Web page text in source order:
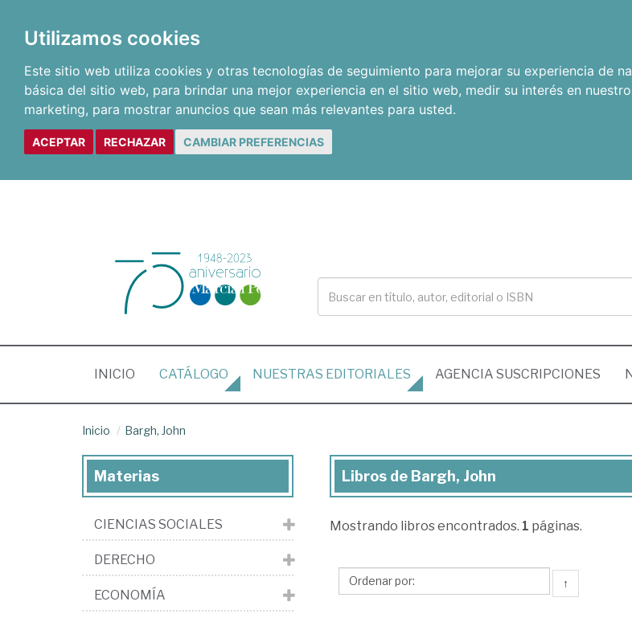
Utilizamos cookies
Este sitio web utiliza cookies y otras tecnologías de seguimiento para mejorar su experiencia de
básica del sitio web, para brindar una mejor experiencia en el sitio web, medir su interés en
marketing, para mostrar anuncios que sean más relevantes para usted.
ACEPTAR RECHAZAR CAMBIAR PREFERENCIAS
INICIO (CURRENT)
CATÁLOGO NUESTRAS EDITORIALES AGENCIA SUSCRIPCIONES
Inicio Bargh, John
Libros
Bargh,
Libros de Bargh, John
Mostrando libros encontrados. 1 páginas.
↑
Materias
CIENCIAS SOCIALES
DERECHO
ECONOMÍA